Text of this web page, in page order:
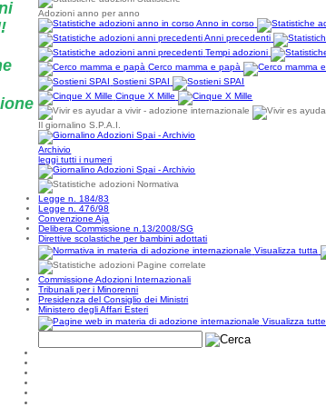
Adozioni anno per anno
Anno in corso
Anni precedenti
Tempi adozioni
Cerco mamma e papà
Sostieni SPAI
Cinque X Mille
Il giornalino S.P.A.I.
Archivio
leggi tutti i numeri
Normativa
Legge n. 184/83
Legge n. 476/98
Convenzione Aja
Delibera Commissione n.13/2008/SG
Direttive scolastiche per bambini adottati
Visualizza tutta
Pagine correlate
Commissione Adozioni Internazionali
Tribunali per i Minorenni
Presidenza del Consiglio dei Ministri
Ministero degli Affari Esteri
Visualizza tutte